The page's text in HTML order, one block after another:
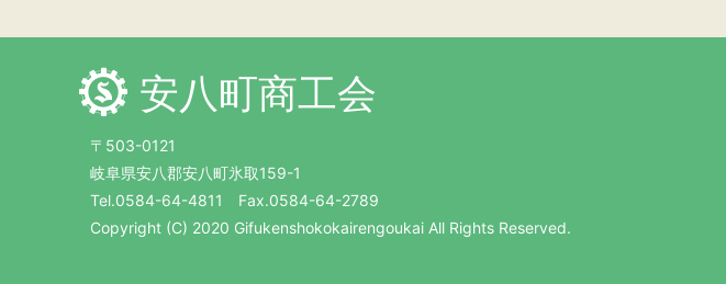
安八町商工会
〒503-0121
岐阜県安八郡安八町氷取159-1
Tel.0584-64-4811 Fax.0584-64-2789
Copyright (C) 2020 Gifukenshokokairengoukai All Rights Reserved.